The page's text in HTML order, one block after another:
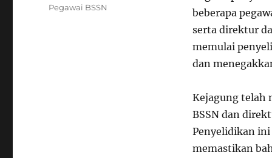
beberapa
serta direktur
memulai
dan
Kejagung telah
BSSN dan
Penyelidikan
memastikan
Pegawai BSSN